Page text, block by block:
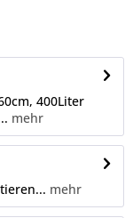
400Liter
mehr
mehr